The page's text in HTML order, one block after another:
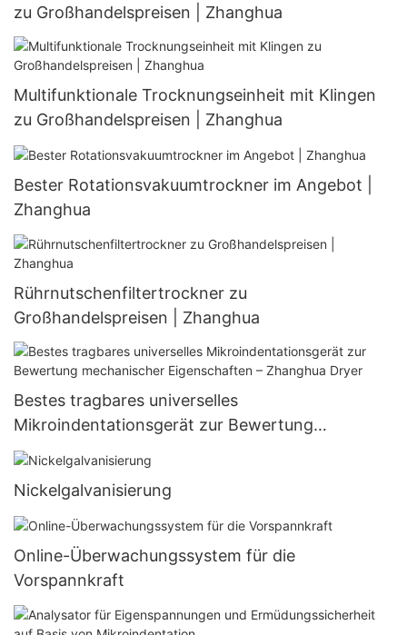
zu Großhandelspreisen | Zhanghua
Multifunktionale Trocknungseinheit mit Klingen
zu Großhandelspreisen | Zhanghua
Bester Rotationsvakuumtrockner im Angebot |
Zhanghua
Rührnutschenfiltertrockner zu
Großhandelspreisen | Zhanghua
Bestes tragbares universelles
Mikroindentationsgerät zur Bewertung
mechanischer Eigenschaften – Zhanghua Dryer
Nickelgalvanisierung
Online-Überwachungssystem für die
Vorspannkraft